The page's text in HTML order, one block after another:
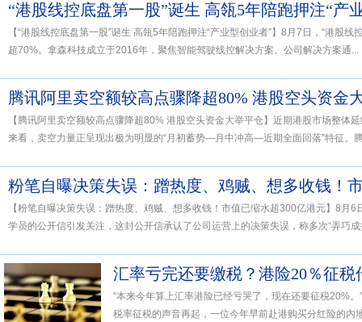
“港股线控底盘第一股”诞生 高瓴5年陪跑押注“产
【“港股线控底盘第一股”诞生 高瓴5年陪跑押注“产业型创业者”】8月7日，“港股
超70%。拿森科技成立于2016年，聚焦智能驾驶线控解决方案。公司解决方案通...
腾讯阿里卖空额较高点骤降超80% 港股空头资金
【腾讯阿里卖空额较高点骤降超80% 港股空头资金大举平仓】近期港股市场整体
来看，卖空力量正呈现出极为明显的“月初蓄势—月中冲高—近期全面回落”特征。
粉笔自曝决策失误：蹭热度、鸡贼、想多收钱！
【粉笔自曝决策失误：蹭热度、鸡贼、想多收钱！市值已缩水超300亿港元】8月
学员的公开信引发关注，这封公开信承认了公司运营上的决策失误，称多次“弄巧成
“本来今年算上汇率港险已经亏哭了，现在还要征税20%
税率征税的声音再起，一位今年早前赴港购买分红险的内